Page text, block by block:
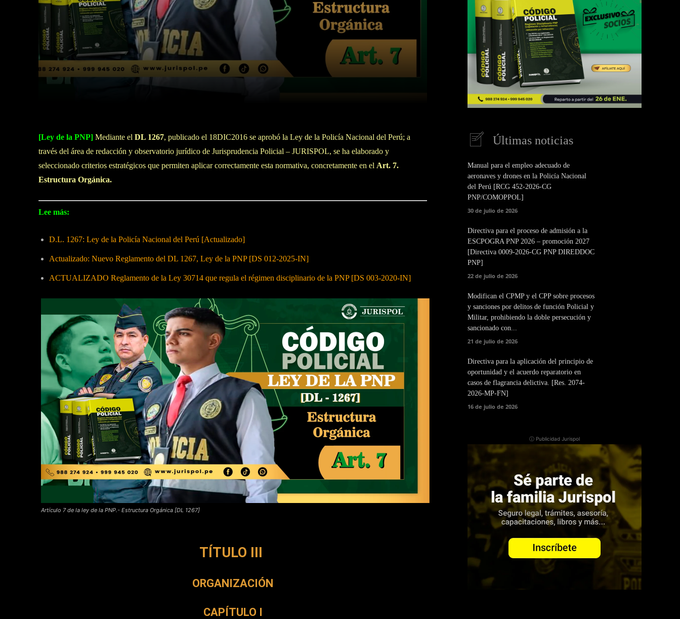
[Ley de la PNP] Mediante el DL 1267, publicado el 18DIC2016 se aprobó la Ley de la Policía Nacional del Perú; a
través del área de redacción y observatorio jurídico de Jurisprudencia Policial – JURISPOL, se ha elaborado y
seleccionado criterios estratégicos que permiten aplicar correctamente esta normativa, concretamente en el Art. 7.
Estructura Orgánica.
Lee más:
D.L. 1267: Ley de la Policía Nacional del Perú [Actualizado]
Actualizado: Nuevo Reglamento del DL 1267, Ley de la PNP [DS 012-2025-IN]
ACTUALIZADO Reglamento de la Ley 30714 que regula el régimen disciplinario de la PNP [DS 003-2020-IN]
Artículo 7 de la ley de la PNP.- Estructura Orgánica [DL 1267]
TÍTULO III
ORGANIZACIÓN
CAPÍTULO I
Últimas noticias
Manual para el empleo adecuado de
aeronaves y drones en la Policía Nacional
del Perú [RCG 452-2026-CG
PNP/COMOPPOL]
30 de julio de 2026
Directiva para el proceso de admisión a la
ESCPOGRA PNP 2026 – promoción 2027
[Directiva 0009-2026-CG PNP DIREDDOC
PNP]
22 de julio de 2026
Modifican el CPMP y el CPP sobre procesos
y sanciones por delitos de función Policial y
Militar, prohibiendo la doble persecución y
sancionado con...
21 de julio de 2026
Directiva para la aplicación del principio de
oportunidad y el acuerdo reparatorio en
casos de flagrancia delictiva. [Res. 2074-
2026-MP-FN]
16 de julio de 2026
ⓘ Publicidad Jurispol